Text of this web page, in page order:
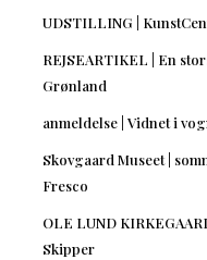
UDSTILLING |
REJSEARTIKEL | En
Grønland
anmeldelse | Vidnet i
Skovgaard Museet |
Fresco
OLE LUND
Skipper